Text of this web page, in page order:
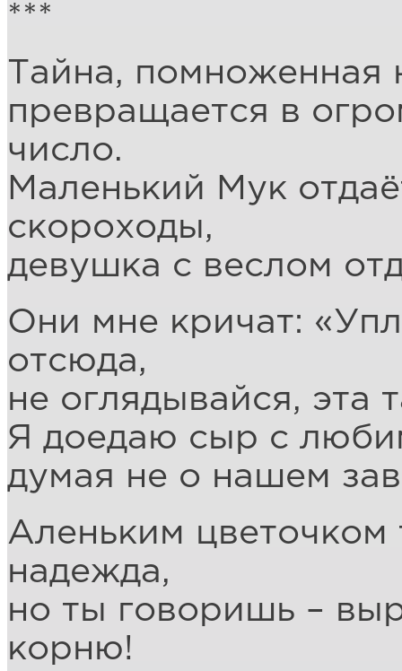
***
Тайна, помноженная
превращается в
число.
Маленький Мук
скороходы,
девушка с веслом
Они мне кричат:
отсюда,
не оглядывайся, эта
Я доедаю сыр с
думая не о нашем
Аленьким цветочком
надежда,
но ты говоришь –
корню!